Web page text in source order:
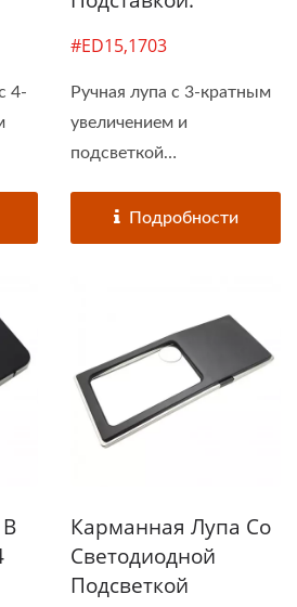
4-
#ED15,1703
Ручная лупа с 3-кратным
увеличением и
подсветкой
Подробности
Карманная Лупа Со
Светодиодной
Подсветкой